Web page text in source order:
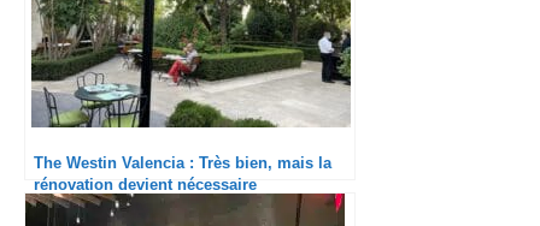
The Westin Valencia : Très bien, mais la
rénovation devient nécessaire